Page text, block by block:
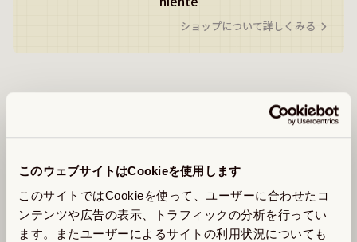
このウェブサイトはCookieを使用します
このサイトではCookieを使って、ユーザーに合わせたコ
ンテンツや広告の表示、トラフィックの分析を行ってい
ます。またユーザーによるサイトの利用状況についても
ショップについて詳しくみる
同じショップの商品を探す